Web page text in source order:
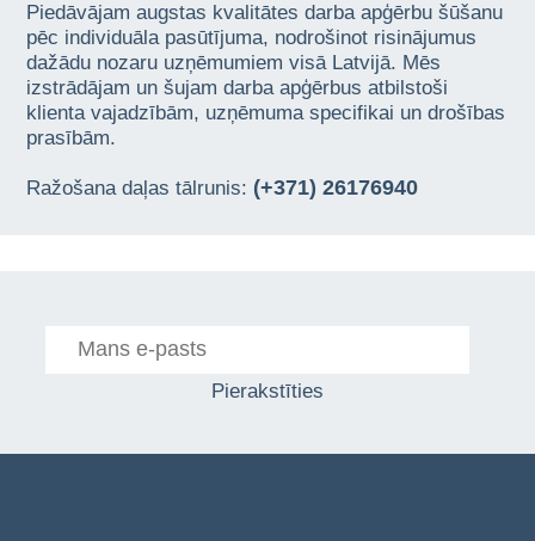
Piedāvājam augstas kvalitātes darba apģērbu šūšanu
pēc individuāla pasūtījuma, nodrošinot risinājumus
dažādu nozaru uzņēmumiem visā Latvijā. Mēs
izstrādājam un šujam darba apģērbus atbilstoši
klienta vajadzībām, uzņēmuma specifikai un drošības
prasībām.
Ražošana daļas tālrunis: (+371) 26176940
Pierakstīties